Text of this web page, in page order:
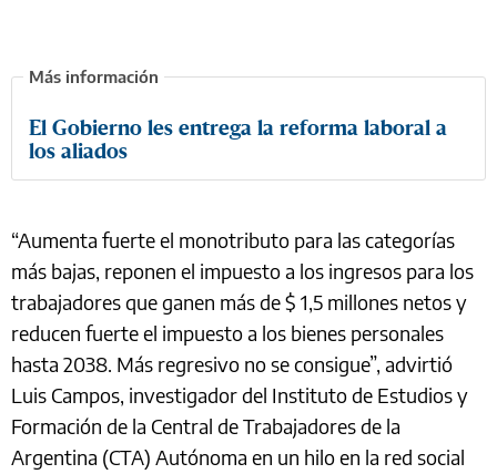
El Gobierno les entrega la reforma laboral a
los aliados
“Aumenta fuerte el monotributo para las categorías
más bajas, reponen el impuesto a los ingresos para los
trabajadores que ganen más de $ 1,5 millones netos y
reducen fuerte el impuesto a los bienes personales
hasta 2038. Más regresivo no se consigue”, advirtió
Luis Campos, investigador del Instituto de Estudios y
Formación de la Central de Trabajadores de la
Argentina (CTA) Autónoma en un hilo en la red social